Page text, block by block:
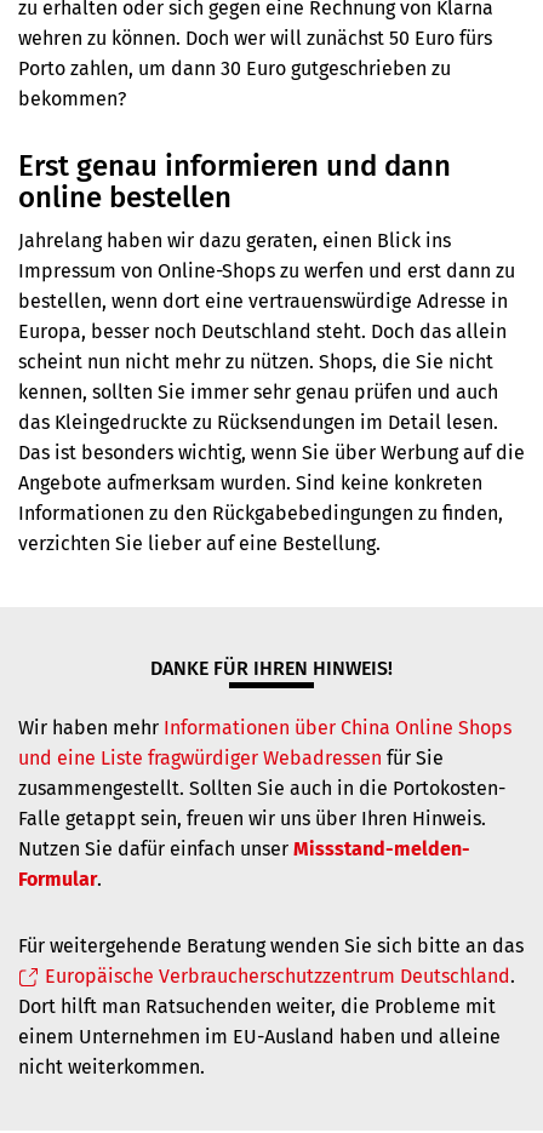
zu erhalten oder sich gegen eine Rechnung von Klarna
wehren zu können. Doch wer will zunächst 50 Euro fürs
Porto zahlen, um dann 30 Euro gutgeschrieben zu
bekommen?
Erst genau informieren und dann
online bestellen
Jahrelang haben wir dazu geraten, einen Blick ins
Impressum von Online-Shops zu werfen und erst dann zu
bestellen, wenn dort eine vertrauenswürdige Adresse in
Europa, besser noch Deutschland steht. Doch das allein
scheint nun nicht mehr zu nützen. Shops, die Sie nicht
kennen, sollten Sie immer sehr genau prüfen und auch
das Kleingedruckte zu Rücksendungen im Detail lesen.
Das ist besonders wichtig, wenn Sie über Werbung auf die
Angebote aufmerksam wurden. Sind keine konkreten
Informationen zu den Rückgabebedingungen zu finden,
verzichten Sie lieber auf eine Bestellung.
DANKE FÜR IHREN HINWEIS!
Wir haben mehr Informationen über China Online Shops
und eine Liste fragwürdiger Webadressen für Sie
zusammengestellt. Sollten Sie auch in die Portokosten-
Falle getappt sein, freuen wir uns über Ihren Hinweis.
Nutzen Sie dafür einfach unser Missstand-melden-
Formular.
Für weitergehende Beratung wenden Sie sich bitte an das
Europäische Verbraucherschutzzentrum Deutschland .
Dort hilft man Ratsuchenden weiter, die Probleme mit
einem Unternehmen im EU-Ausland haben und alleine
nicht weiterkommen.